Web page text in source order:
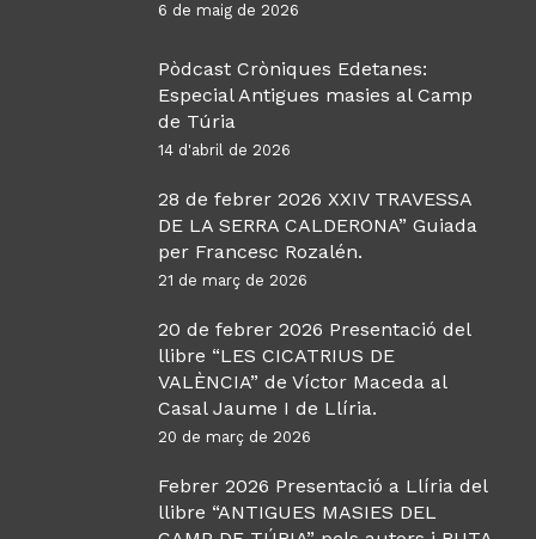
6 de maig de 2026
Pòdcast Cròniques Edetanes:
Especial Antigues masies al Camp
de Túria
14 d'abril de 2026
28 de febrer 2026 XXIV TRAVESSA
DE LA SERRA CALDERONA” Guiada
per Francesc Rozalén.
21 de març de 2026
20 de febrer 2026 Presentació del
llibre “LES CICATRIUS DE
VALÈNCIA” de Víctor Maceda al
Casal Jaume I de Llíria.
20 de març de 2026
Febrer 2026 Presentació a Llíria del
llibre “ANTIGUES MASIES DEL